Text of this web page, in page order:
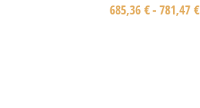
685,36 €- 781,47 €